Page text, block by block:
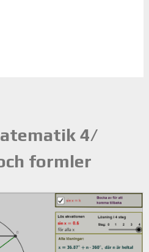
4/
formler